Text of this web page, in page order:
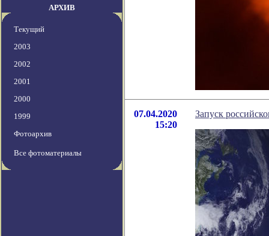
АРХИВ
Текущий
2003
2002
2001
2000
1999
Фотоархив
Все фотоматериалы
07.04.2020
15:20
Запуск